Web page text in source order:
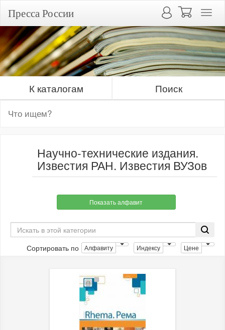
Пресса России
К каталогам Поиск
Научно-технические издания.
Известия РАН. Известия ВУЗов
Показать алфавит
Сортировать по Алфавиту Индексу Цене